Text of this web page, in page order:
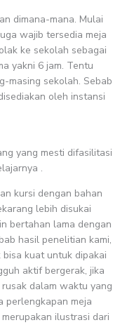
dimana-mana. Mulai
wajib tersedia meja
ke sekolah sebagai
yakni 6 jam. Tentu
masing sekolah. Sebab
oleh instansi
yang mesti difasilitasi
.
kursi dengan bahan
lebih disukai
bertahan lama dengan
hasil penelitian kami,
kuat untuk dipakai
aktif bergerak, jika
dalam waktu yang
perlengkapan meja
ilustrasi dari